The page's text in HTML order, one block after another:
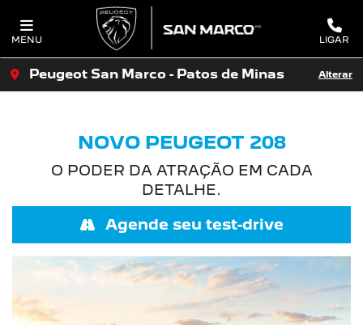
MENU LIGAR
Peugeot San Marco - Patos de Minas Alterar
NOVO PEUGEOT 208
O PODER DA ATRAÇÃO EM CADA
DETALHE.
Agende seu test-drive